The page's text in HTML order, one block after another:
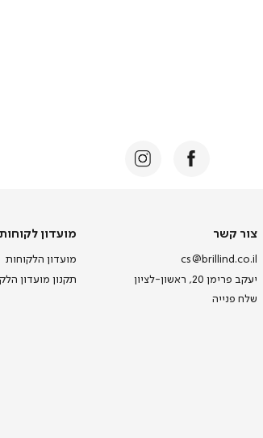
צור קשר
cs@brillind.co.il
יעקב פרימן 20, ראשון-לציון
שלח פנייה
מועדון לקוחות
מועדון הלקוחות
תקנון מועדון